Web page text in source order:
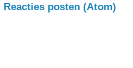
Reacties posten (Atom)